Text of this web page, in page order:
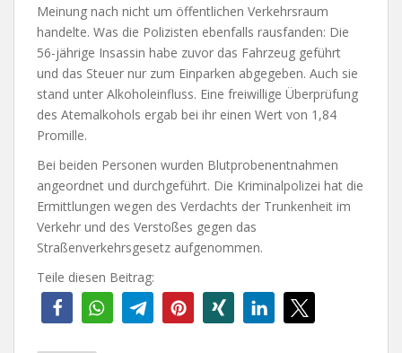
Meinung nach nicht um öffentlichen Verkehrsraum
handelte. Was die Polizisten ebenfalls rausfanden: Die
56-jährige Insassin habe zuvor das Fahrzeug geführt
und das Steuer nur zum Einparken abgegeben. Auch sie
stand unter Alkoholeinfluss. Eine freiwillige Überprüfung
des Atemalkohols ergab bei ihr einen Wert von 1,84
Promille.
Bei beiden Personen wurden Blutprobenentnahmen
angeordnet und durchgeführt. Die Kriminalpolizei hat die
Ermittlungen wegen des Verdachts der Trunkenheit im
Verkehr und des Verstoßes gegen das
Straßenverkehrsgesetz aufgenommen.
Teile diesen Beitrag: